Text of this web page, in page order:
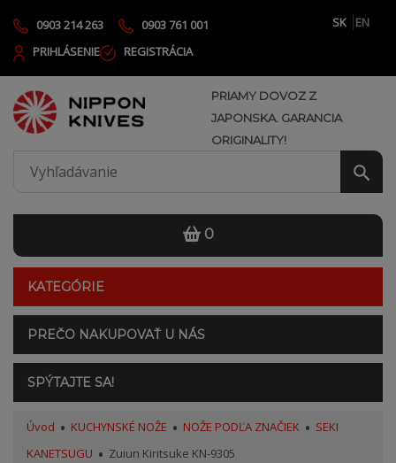
0903 214 263 0903 761 001 SK
EN
PRIHLÁSENIE
REGISTRÁCIA
PRIAMY DOVOZ Z
JAPONSKA. GARANCIA
ORIGINALITY!
0
KATEGÓRIE
PREČO NAKUPOVAŤ U NÁS
SPÝTAJTE SA!
Úvod KUCHYNSKÉ NOŽE NOŽE PODĽA ZNAČIEK
SEKI
KANETSUGU
Zuiun Kiritsuke KN-9305